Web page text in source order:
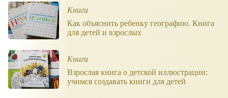
Книги
Как объяснить ребенку географию. Книга
для детей и взрослых
Книги
Взрослая книга о детской иллюстрации:
учимся создавать книги для детей